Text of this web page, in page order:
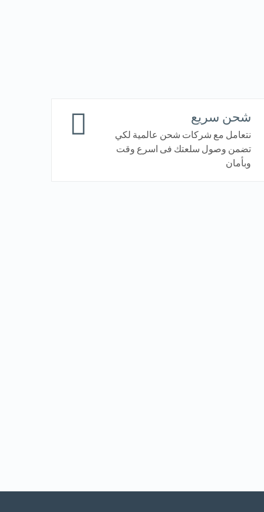
شحن سريع
نتعامل مع شركات شحن عالمية لكي
تضمن وصول سلعتك فى اسرع وقت
وبأمان